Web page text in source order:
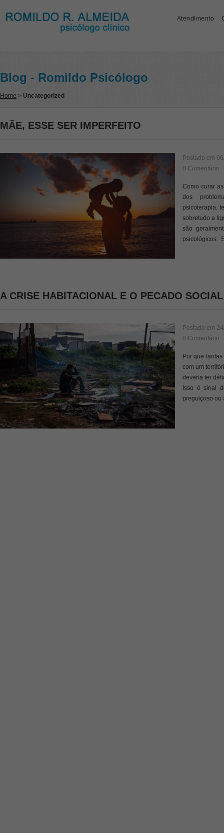
Atendimento
Blog - Romildo Psicólogo
Home > Uncategorized
MÃE, ESSE SER IMPERFEITO
Postado em
0 Comentário
Como curar
dos
psicoterapia,
sobretudo a
são
psicológicos.
A CRISE HABITACIONAL E O PECADO SOCIAL
Postado em
0 Comentário
Por que
com um
deveria ter
Isso é sinal
preguiçoso ou